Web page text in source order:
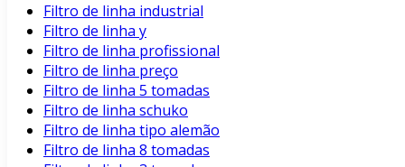
Filtro de linha industrial
Filtro de linha y
Filtro de linha profissional
Filtro de linha preço
Filtro de linha 5 tomadas
Filtro de linha schuko
Filtro de linha tipo alemão
Filtro de linha 8 tomadas